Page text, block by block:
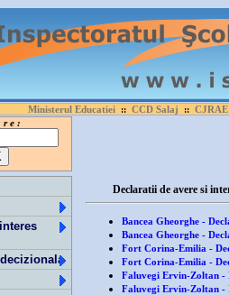
Ministerul Educatiei:: CCD Salaj ::
r e :
Declaratii de avere si
Bancea Gheorghe -
Bancea Gheorghe -
Fort Corina-Emilia -
Fort Corina-Emilia -
Faluvegi Ervin-Zoltan -
Faluvegi Ervin-Zoltan -